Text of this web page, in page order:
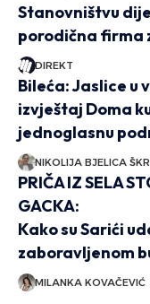
Stanovništvu
porodična firma
DIREKT
Bileća: Jaslice u
izvještaj Doma
jednoglasnu
NIKOLIJA BJELICA
PRIČA IZ SELA
GACKA:
Kako su Sarići
zaboravljenom
MILANKA KOVAČEVIĆ